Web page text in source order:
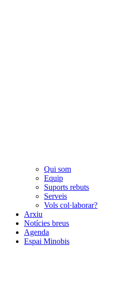
Qui som
Equip
Suports rebuts
Serveis
Vols col·laborar?
Arxiu
Notícies breus
Agenda
Espai Minobis